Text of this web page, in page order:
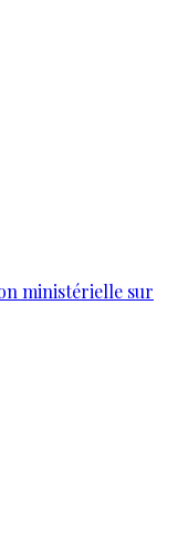
ministérielle sur